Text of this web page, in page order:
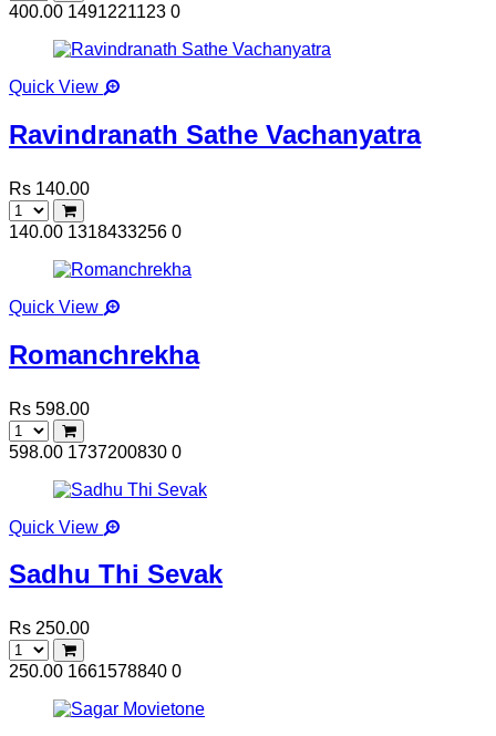
400.00 1491221123 0
Quick View
Ravindranath Sathe Vachanyatra
Rs 140.00
140.00 1318433256 0
Quick View
Romanchrekha
Rs 598.00
598.00 1737200830 0
Quick View
Sadhu Thi Sevak
Rs 250.00
250.00 1661578840 0